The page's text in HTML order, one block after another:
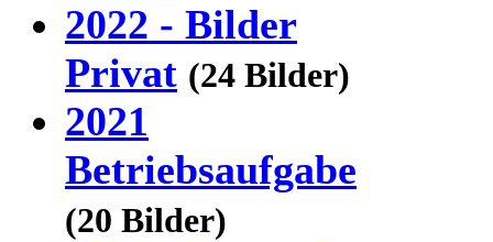
2022 - Bilder
Privat (24 Bilder)
2021
Betriebsaufgabe
(20 Bilder)